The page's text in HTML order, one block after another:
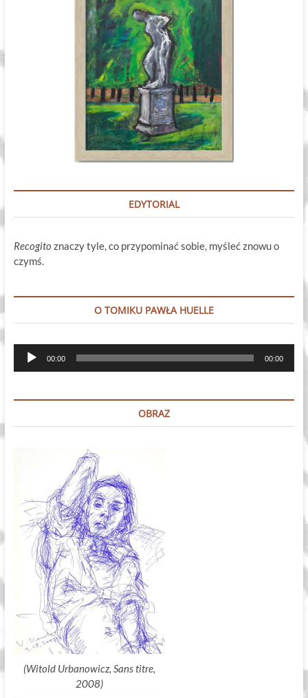
EDYTORIAL
Recogito znaczy tyle, co przypominać sobie, myśleć znowu o
czymś.
O TOMIKU PAWŁA HUELLE
Odtwarzacz
plików
00:00 00:00
OBRAZ
(Witold Urbanowicz, Sans titre,
2008)